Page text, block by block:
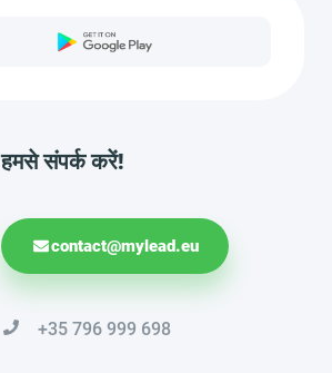
हमसे संपर्क करें!
contact@mylead.eu
+35 796 999 698